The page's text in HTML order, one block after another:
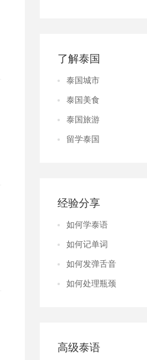
了解泰国
泰国城市
泰国美食
泰国旅游
留学泰国
经验分享
如何学泰语
如何记单词
如何发弹舌音
如何处理瓶颈
高级泰语